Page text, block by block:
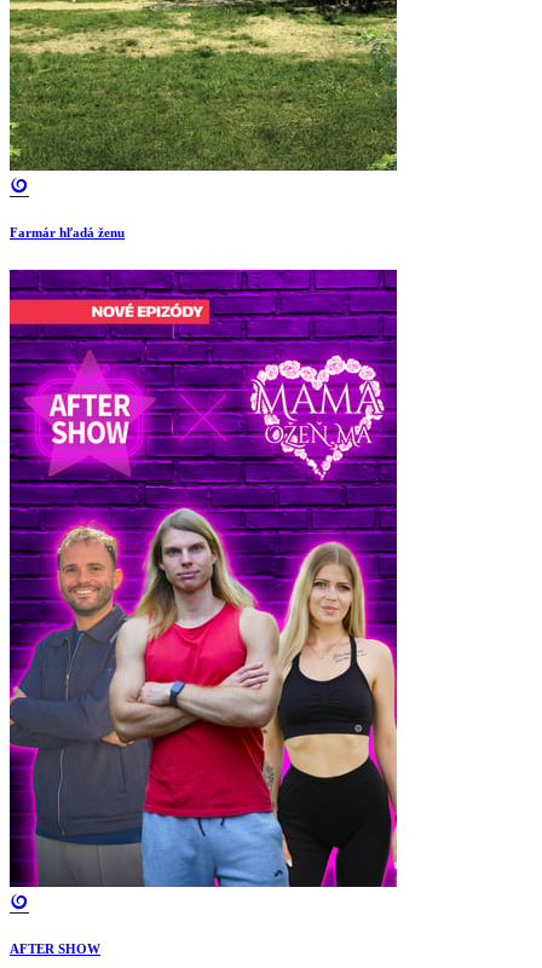
Farmár hľadá ženu
AFTER SHOW